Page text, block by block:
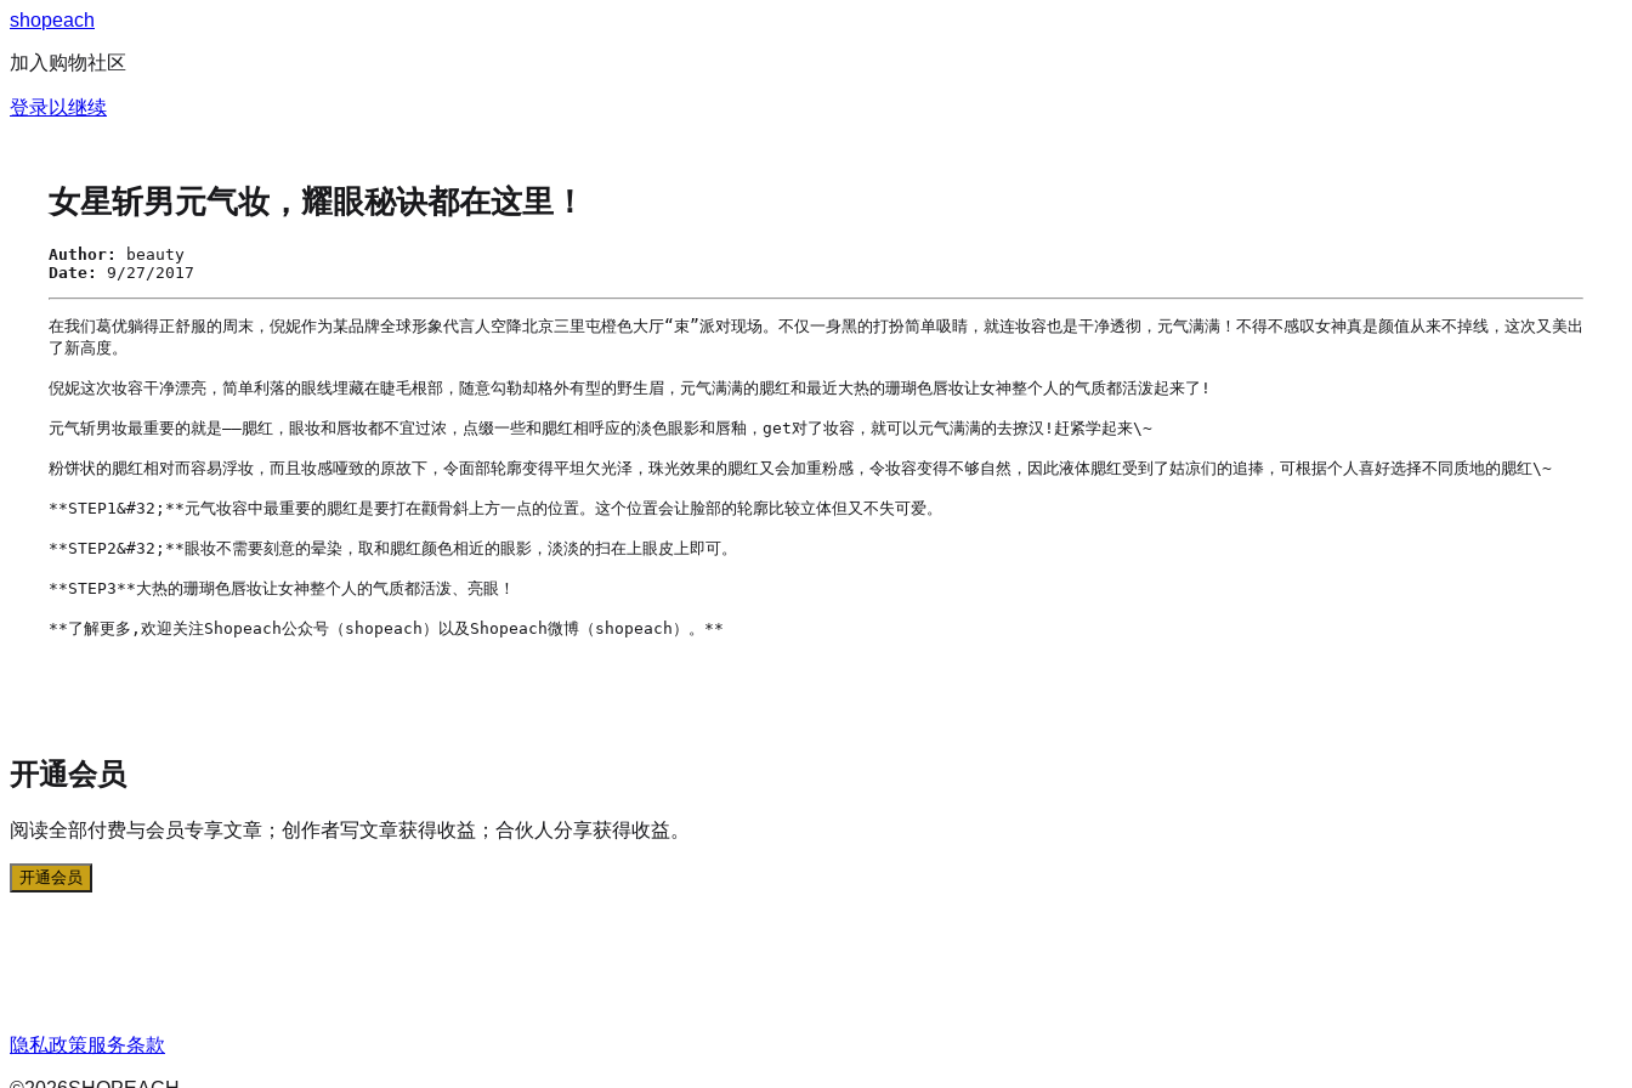
shopeach
加入购物社区
登录以继续
女星斩男元气妆，耀眼秘诀都在这里！
Author:
beauty
Date:
9/27/2017
在我们葛优躺得正舒服的周末，倪妮作为某品牌全球形象代言人空降北京三里屯橙色大厅“束”派对现场。不仅一身黑的打扮简单吸睛，就连妆容也是干净透彻，元气满满！不得不感叹女神真是颜值从来不掉线，这次又美出
了新高度。
倪妮这次妆容干净漂亮，简单利落的眼线埋藏在睫毛根部，随意勾勒却格外有型的野生眉，元气满满的腮红和最近大热的珊瑚色唇妆让女神整个人的气质都活泼起来了!
元气斩男妆最重要的就是——腮红，眼妆和唇妆都不宜过浓，点缀一些和腮红相呼应的淡色眼影和唇釉，get对了妆容，就可以元气满满的去撩汉!赶紧学起来\~
粉饼状的腮红相对而容易浮妆，而且妆感哑致的原故下，令面部轮廓变得平坦欠光泽，珠光效果的腮红又会加重粉感，令妆容变得不够自然，因此液体腮红受到了姑凉们的追捧，可根据个人喜好选择不同质地的腮红\~
**STEP1&#32;**元气妆容中最重要的腮红是要打在颧骨斜上方一点的位置。这个位置会让脸部的轮廓比较立体但又不失可爱。
**STEP2&#32;**眼妆不需要刻意的晕染，取和腮红颜色相近的眼影，淡淡的扫在上眼皮上即可。
**STEP3**大热的珊瑚色唇妆让女神整个人的气质都活泼、亮眼！
**了解更多,欢迎关注Shopeach公众号（shopeach）以及Shopeach微博（shopeach）。**
开通会员
阅读全部付费与会员专享文章；创作者写文章获得收益；合伙人分享获得收益。
开通会员
隐私政策服务条款